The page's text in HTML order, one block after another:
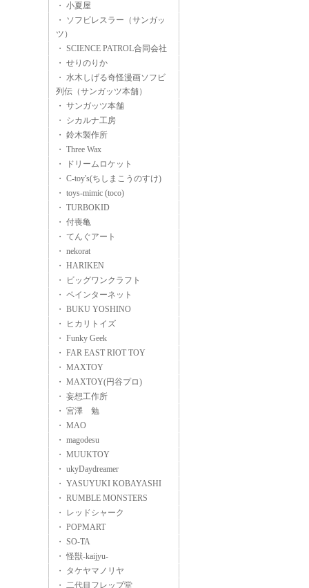
・ 小夏屋
・ ソフビレスラー（サンガッ
ツ）
・ SCIENCE PATROL合同会社
・ せりのりか
・ 水木しげる奇怪漫画ソフビ
列伝（サンガッツ本舗）
・ サンガッツ本舗
・ シカルナ工房
・ 鈴木製作所
・ Three Wax
・ ドリームロケット
・ C-toy's(ちしまこうのすけ)
・ toys-mimic (toco)
・ TURBOKID
・ 付喪亀
・ てんぐアート
・ nekorat
・ HARIKEN
・ ビッグワンクラフト
・ ペインターネット
・ BUKU YOSHINO
・ ヒカリトイズ
・ Funky Geek
・ FAR EAST RIOT TOY
・ MAXTOY
・ MAXTOY(円谷プロ)
・ 妄想工作所
・ 宮澤 勉
・ MAO
・ magodesu
・ MUUKTOY
・ ukyDaydreamer
・ YASUYUKI KOBAYASHI
・ RUMBLE MONSTERS
・ レッドシャーク
・ POPMART
・ SO-TA
・ 怪獣-kaijyu-
・ タケヤマノリヤ
・ 二代目フレップ堂